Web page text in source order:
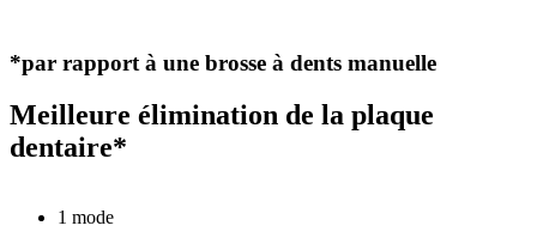
*par rapport à une brosse à dents manuelle
Meilleure élimination de la plaque
dentaire*
1 mode